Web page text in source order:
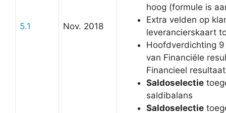
5.1 Nov. 2018
hoog (formule is
Extra velden op
leverancierskaart
Hoofdverdichting
van Financiële
Financieel resultaat
Saldoselectie
saldibalans
Saldoselectie